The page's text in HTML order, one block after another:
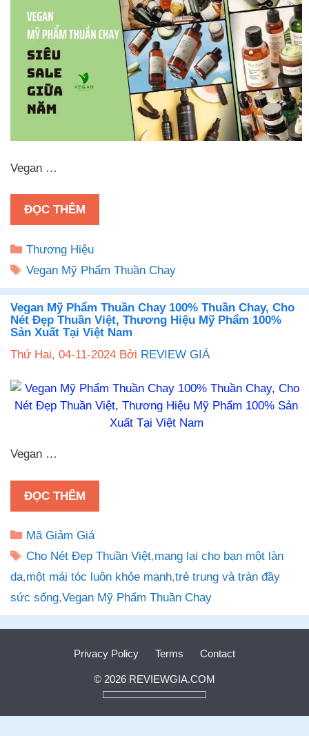
Vegan …
ĐỌC THÊM
Danh
mục
Thương Hiệu
Thẻ
Vegan Mỹ Phẩm Thuần Chay
Vegan Mỹ Phẩm Thuần Chay 100% Thuần Chay, Cho
Nét Đẹp Thuần Việt, Thương Hiệu Mỹ Phẩm 100%
Sản Xuất Tại Việt Nam
Thứ Hai, 04-11-2024 Bởi REVIEW GIÁ
Vegan …
ĐỌC THÊM
Danh
mục
Mã Giảm Giá
Thẻ
Cho Nét Đẹp Thuần Việt,mang lại cho bạn một làn
da,một mái tóc luôn khỏe mạnh,trẻ trung và tràn đầy
sức sống,Vegan Mỹ Phẩm Thuần Chay
Privacy Policy Terms Contact
© 2026 REVIEWGIA.COM